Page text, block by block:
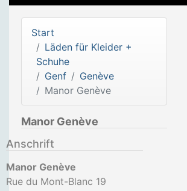
Start
Läden für Kleider +
Schuhe
Genf
Genève
Manor Genève
Manor Genève
Anschrift
Manor Genève
Rue du Mont-Blanc 19